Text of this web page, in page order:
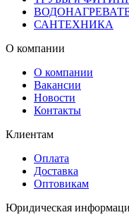
САНТЕХНИКА
О компании
О компании
Вакансии
Новости
Контакты
Клиентам
Оплата
Доставка
Оптовикам
Юридическая